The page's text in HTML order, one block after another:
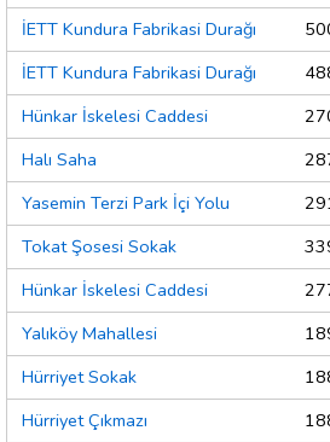
İETT Kundura Fabrikasi Durağı
İETT Kundura Fabrikasi Durağı
Hünkar İskelesi Caddesi
Halı Saha
Yasemin Terzi Park İçi Yolu
Tokat Şosesi Sokak
Hünkar İskelesi Caddesi
Yalıköy Mahallesi
Hürriyet Sokak
Hürriyet Çıkmazı